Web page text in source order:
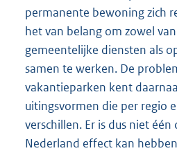
permanente bewoning zich
het van belang om zowel
gemeentelijke diensten als
samen te werken. De
vakantieparken kent
uitingsvormen die per regio
verschillen. Er is dus niet
Nederland effect kan